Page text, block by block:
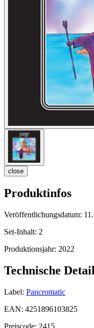
close
Produktinfos
Veröffentlichungsdatum:
Set-Inhalt: 2
Produktionsjahr: 2022
Technische
Label: Pancromatic
EAN: 4251896103825
Preiscode: 2415